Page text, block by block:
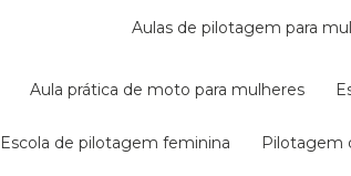
aulas de pilotagem para
aula prática de moto para mulheres
escola de pilotagem feminina